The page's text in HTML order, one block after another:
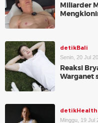
Miliarder
detikBali
Senin, 20 Jul
Reaksi
Warganet
detikHealth
Minggu, 19 Jul